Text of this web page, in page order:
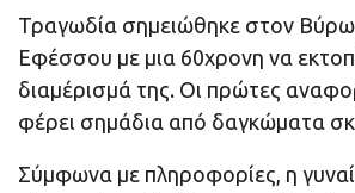
Τραγωδία σημειώθηκε στον
Εφέσσου με μια 60χρονη να
διαμέρισμά της. Οι πρώτες
φέρει σημάδια από δαγκώματα
Σύμφωνα με πληροφορίες, η